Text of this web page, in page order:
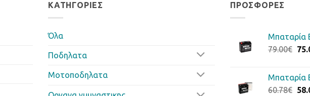
ΚΑΤΗΓΟΡΊΕΣ
Όλα
Ποδηλατα
Μοτοποδηλατα
ΠΡΟΣΦΟΡΈΣ
Μπαταρία
79.00€
Μπαταρία
60.78€